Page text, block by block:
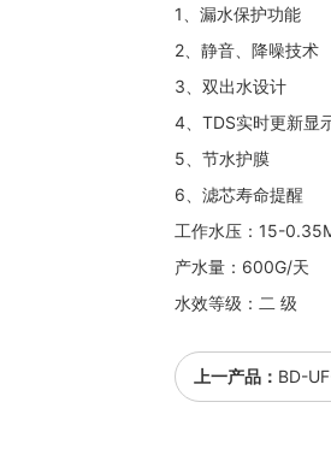
1、漏水保护功能
2、静音、降噪技术
3、双出水设计
4、TDS实时更新显
5、节水护膜
6、滤芯寿命提醒
工作水压：15-
产水量：600G/
水效等级：二
上一产品： BD-